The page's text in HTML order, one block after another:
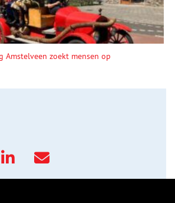
Amstelveen zoekt mensen op